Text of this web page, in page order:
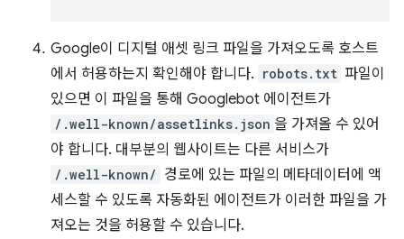
Google이 디지털 애셋 링크 파일을 가져오도록 호스트
에서 허용하는지 확인해야 합니다. robots.txt 파일이
있으면 이 파일을 통해 Googlebot 에이전트가
/.well-known/assetlinks.json 을 가져올 수 있어
야 합니다. 대부분의 웹사이트는 다른 서비스가
/.well-known/ 경로에 있는 파일의 메타데이터에 액
세스할 수 있도록 자동화된 에이전트가 이러한 파일을 가
져오는 것을 허용할 수 있습니다.